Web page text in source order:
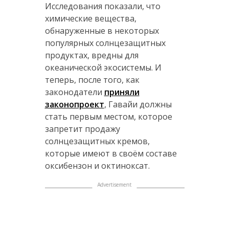
Исследования показали, что
химические вещества,
обнаруженные в некоторых
популярных солнцезащитных
продуктах, вредны для
океанической экосистемы. И
теперь, после того, как
законодатели приняли
законопроект, Гавайи должны
стать первым местом, которое
запретит продажу
солнцезащитных кремов,
которые имеют в своём составе
оксибензон и октиноксат.